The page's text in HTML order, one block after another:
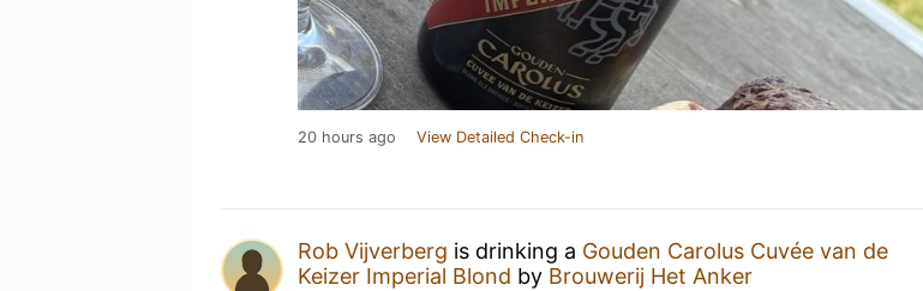
20 hours ago View Detailed Check-in
Rob Vijverberg is drinking a Gouden Carolus Cuvée van de
Keizer Imperial Blond by Brouwerij Het Anker